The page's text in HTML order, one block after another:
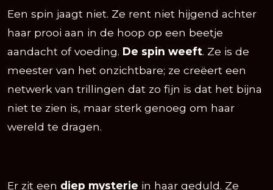
Een spin jaagt niet. Ze rent niet hijgend achter
haar prooi aan in de hoop op een beetje
aandacht of voeding. De spin weeft. Ze is de
meester van het onzichtbare; ze creëert een
netwerk van trillingen dat zo fijn is dat het bijna
niet te zien is, maar sterk genoeg om haar
wereld te dragen.
Er zit een diep mysterie in haar geduld. Ze